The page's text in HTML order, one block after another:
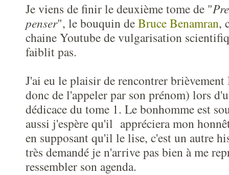
Je viens de finir le deuxième tome de "
penser", le bouquin deBruce Benamran,
chaine Youtube de vulgarisation
faiblit pas.
J'ai eu le plaisir de rencontrer
donc de l'appeler par son prénom) lors
dédicace du tome 1. Le bonhomme est
aussi j'espère qu'il appréciera mon
en supposant qu'il le lise, c'est un autre
très demandé je n'arrive pas bien à me
ressembler son agenda.